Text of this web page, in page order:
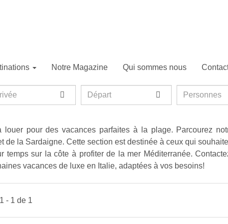
Notre Magazine Qui sommes nous
Départ Personnes
Personnes
pour des vacances parfaites à la plage. Parcourez
de la Sardaigne. Cette section est destinée à ceux qui
sur la côte à profiter de la mer Méditerranée.
vacances de luxe en Italie, adaptées à vos besoins!
- 1 de 1